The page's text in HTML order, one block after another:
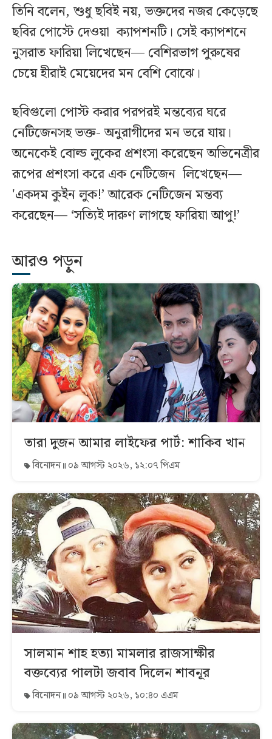
তিনি বলেন, শুধু ছবিই নয়, ভক্তদের নজর কেড়েছে
ছবির পোস্টে দেওয়া ক্যাপশনটি। সেই ক্যাপশনে
নুসরাত ফারিয়া লিখেছেন— বেশিরভাগ পুরুষের
চেয়ে হীরাই মেয়েদের মন বেশি বোঝে।
ছবিগুলো পোস্ট করার পরপরই মন্তব্যের ঘরে
নেটিজেনসহ ভক্ত- অনুরাগীদের মন ভরে যায়।
অনেকেই বোল্ড লুকের প্রশংসা করেছেন অভিনেত্রীর
রূপের প্রশংসা করে এক নেটিজেন লিখেছেন—
'একদম কুইন লুক!’ আরেক নেটিজেন মন্তব্য
করেছেন— ‘সত্যিই দারুণ লাগছে ফারিয়া আপু!’
আরও পড়ুন
তারা দুজন আমার লাইফের পার্ট: শাকিব খান
বিনোদন ০৯ আগস্ট ২০২৬, ১২:০৭ পিএম
সালমান শাহ হত্যা মামলার রাজসাক্ষীর
বক্তব্যের পালটা জবাব দিলেন শাবনূর
বিনোদন ০৯ আগস্ট ২০২৬, ১০:৪০ এএম